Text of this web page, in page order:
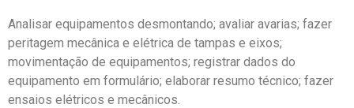
Analisar equipamentos desmontando; avaliar avarias; fazer
peritagem mecânica e elétrica de tampas e eixos;
movimentação de equipamentos; registrar dados do
equipamento em formulário; elaborar resumo técnico; fazer
ensaios elétricos e mecânicos.